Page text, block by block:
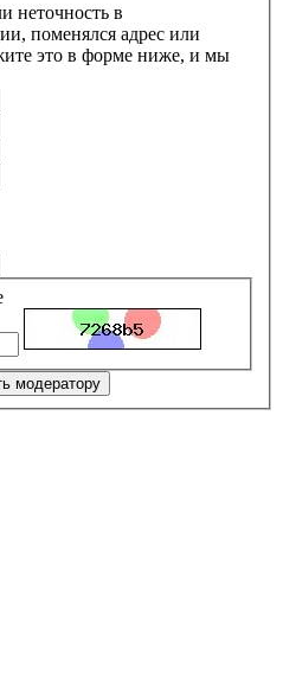
неточность в
поменялся адрес или
это в форме ниже, и мы
модератору